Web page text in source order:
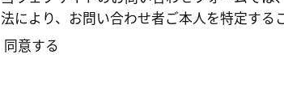
法により、お問い合わせ者ご本人を特定する
同意する